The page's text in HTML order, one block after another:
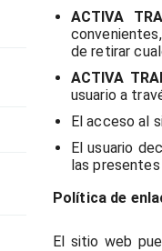
ACTIVA
de retirar
ACTIVA
usuario a
El acceso al
El usuario
las
Política de
El sitio web